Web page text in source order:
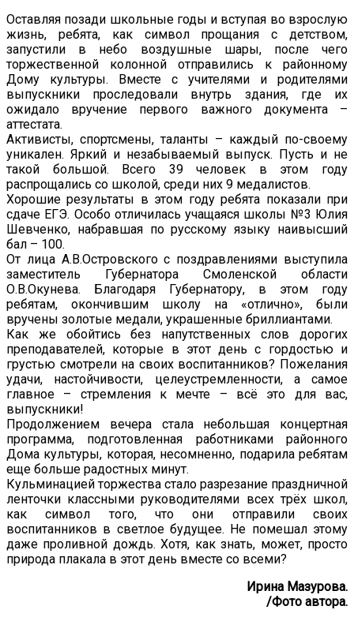
Оставляя позади школьные годы и вступая во взрослую
жизнь, ребята, как символ прощания с детством,
запустили в небо воздушные шары, после чего
торжественной колонной отправились к районному
Дому культуры. Вместе с учителями и родителями
выпускники проследовали внутрь здания, где их
ожидало вручение первого важного документа –
аттестата.
Активисты, спортсмены, таланты – каждый по-своему
уникален. Яркий и незабываемый выпуск. Пусть и не
такой большой. Всего 39 человек в этом году
распрощались со школой, среди них 9 медалистов.
Хорошие результаты в этом году ребята показали при
сдаче ЕГЭ. Особо отличилась учащаяся школы №3 Юлия
Шевченко, набравшая по русскому языку наивысший
бал – 100.
От лица А.В.Островского с поздравлениями выступила
заместитель Губернатора Смоленской области
О.В.Окунева. Благодаря Губернатору, в этом году
ребятам, окончившим школу на «отлично», были
вручены золотые медали, украшенные бриллиантами.
Как же обойтись без напутственных слов дорогих
преподавателей, которые в этот день с гордостью и
грустью смотрели на своих воспитанников? Пожелания
удачи, настойчивости, целеустремленности, а самое
главное – стремления к мечте – всё это для вас,
выпускники!
Продолжением вечера стала небольшая концертная
программа, подготовленная работниками районного
Дома культуры, которая, несомненно, подарила ребятам
еще больше радостных минут.
Кульминацией торжества стало разрезание праздничной
ленточки классными руководителями всех трёх школ,
как символ того, что они отправили своих
воспитанников в светлое будущее. Не помешал этому
даже проливной дождь. Хотя, как знать, может, просто
природа плакала в этот день вместе со всеми?
Ирина Мазурова.
/Фото автора.